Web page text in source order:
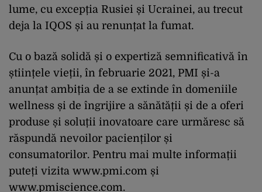
lume, cu excepția Rusiei și Ucrainei, au trecut
deja la IQOS și au renunțat la fumat.
Cu o bază solidă și o expertiză semnificativă în
științele vieții, în februarie 2021, PMI și-a
anunțat ambiția de a se extinde în domeniile
wellness și de îngrijire a sănătății și de a oferi
produse și soluții inovatoare care urmăresc să
răspundă nevoilor pacienților și
consumatorilor. Pentru mai multe informații
puteți vizita www.pmi.com și
www.pmiscience.com.